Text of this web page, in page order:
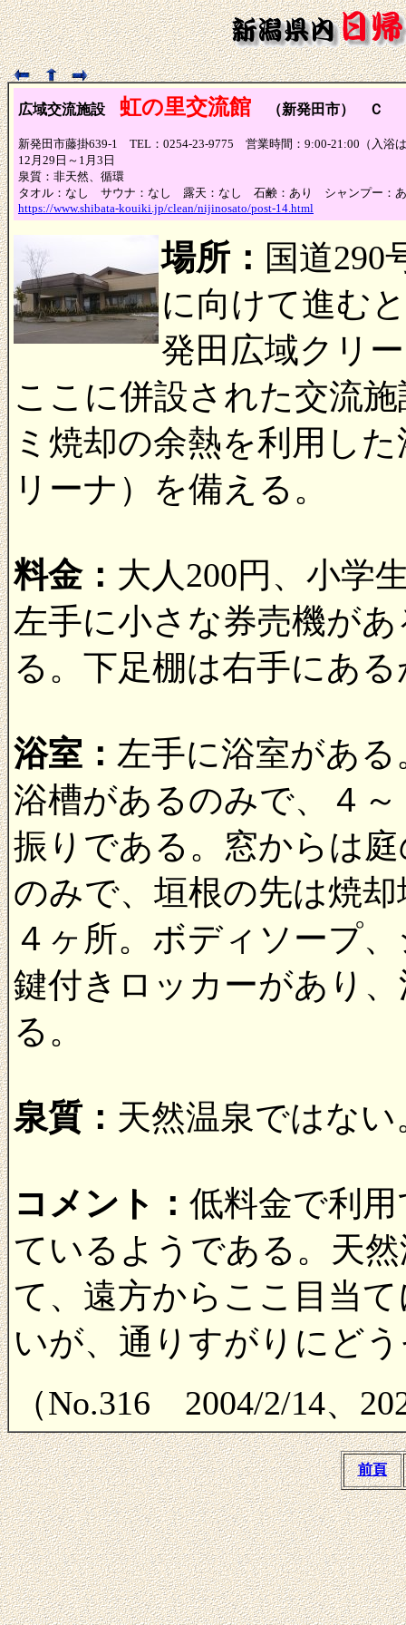
広域交流施設 虹の里交流館 （新発田市） Ｃ
新発田市藤掛639-1 TEL：0254-23-9775 営業時間：9:00-21:00（入浴
12月29日～1月3日
泉質：非天然、循環
タオル：なし サウナ：なし 露天：なし 石鹸：あり シャンプー：
https://www.shibata-kouiki.jp/clean/nijinosato/post-14.html
場所： 国道290
に向けて進む
発田広域クリ
ここに併設された交流
ミ焼却の余熱を利用し
リーナ）を備える。
料金： 大人200円、小学
左手に小さな券売機が
る。下足棚は右手にあ
浴室： 左手に浴室があ
浴槽があるのみで、４
振りである。窓からは
のみで、垣根の先は焼
４ヶ所。ボディソープ
鍵付きロッカーがあり
る。
泉質： 天然温泉ではない
コメント： 低料金で利
ているようである。天
て、遠方からここ目当
いが、通りすがりにど
（No.316 2004/2/14、
前頁